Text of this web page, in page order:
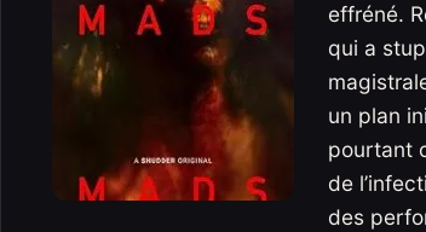
effréné.
qui a
un plan
pourtant
de
des